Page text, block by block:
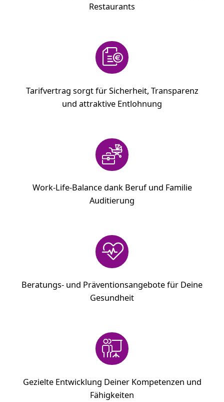
Restaurants
Tarifvertrag sorgt für Sicherheit, Transparenz
und attraktive Entlohnung
Work-Life-Balance dank Beruf und Familie
Auditierung
Beratungs- und Präventionsangebote für Deine
Gesundheit
Gezielte Entwicklung Deiner Kompetenzen und
Fähigkeiten